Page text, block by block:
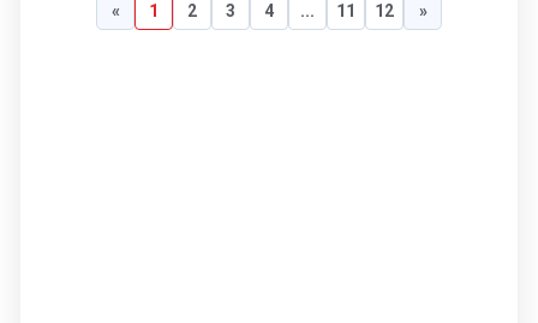
« 1 2 3 4 ... 11 12 »